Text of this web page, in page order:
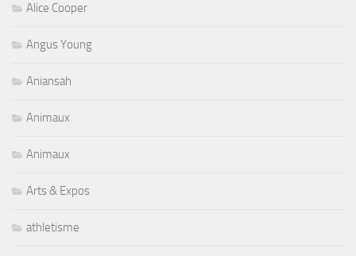
Alice Cooper
Angus Young
Aniansah
Animaux
Animaux
Arts & Expos
athletisme